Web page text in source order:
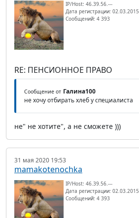
IP/Host: 46.39.56.---
Дата регистрации: 02.03.2015
Сообщений: 4 393
RE: ПЕНСИОННОЕ ПРАВО
Сообщение от Галина100
не хочу отбирать хлеб у специалиста
не" не хотите", а не сможете )))
31 мая 2020 19:53
mamakotenochka
IP/Host: 46.39.56.---
Дата регистрации: 02.03.2015
Сообщений: 4 393